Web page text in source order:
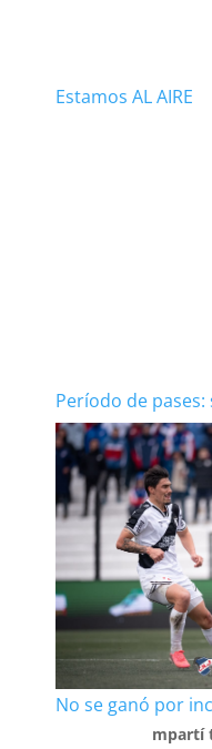
Estamos AL AIRE
Período de
No se ganó por
mpartí